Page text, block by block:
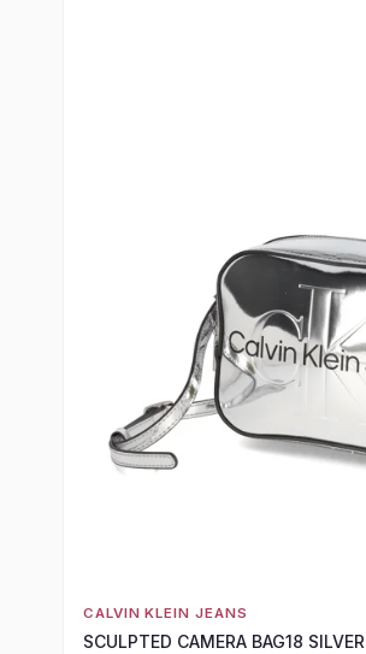
CALVIN KLEIN JEANS
SCULPTED CAMERA BAG18 SILVER